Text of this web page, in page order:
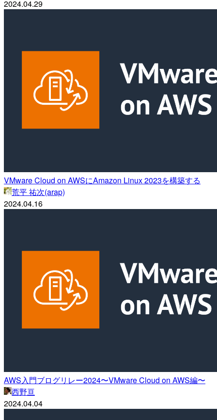
2024.04.29
VMware Cloud on AWSにAmazon Linux 2023を構築する
荒平 祐次(arap)
2024.04.16
AWS入門ブログリレー2024〜VMware Cloud on AWS編〜
西野亘
2024.04.04